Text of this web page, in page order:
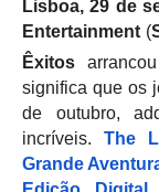
Lisboa, 29 de
Entertainment (
Êxitos
significa que os
de outubro,
incríveis. The
Grande